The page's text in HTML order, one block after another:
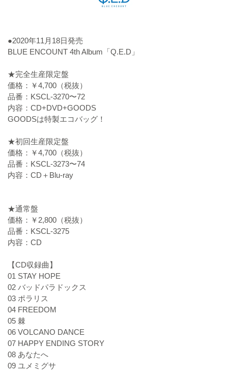
●2020年11月18日発売
BLUE ENCOUNT 4th Album「Q.E.D」
★完全生産限定盤
価格：￥4,700（税抜）
品番：KSCL-3270〜72
内容：CD+DVD+GOODS
GOODSは特製エコバッグ！
★初回生産限定盤
価格：￥4,700（税抜）
品番：KSCL-3273〜74
内容：CD＋Blu-ray
★通常盤
価格：￥2,800（税抜）
品番：KSCL-3275
内容：CD
【CD収録曲】
01 STAY HOPE
02 バッドパラドックス
03 ポラリス
04 FREEDOM
05 棘
06 VOLCANO DANCE
07 HAPPY ENDING STORY
08 あなたへ
09 ユメミグサ